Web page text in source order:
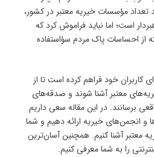
مؤسسات خیریه معتبر در کشور،
است؛ اما نباید فراموش کرد که
از احساسات پاک مردم سؤاستفاده
کاربران خود فراهم کرده است تا از
معتبر آشنا شوند و صدقه‌های
برسانند. در این مقاله سعی داریم
انجمن‌های خیریه ارائه دهیم و شما
معتبر آشنا کنیم. همچنین آسان‌ترین
را به شما معرفی کنیم.